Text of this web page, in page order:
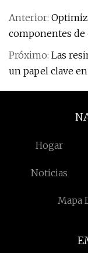
Anterior:
componentes de
Próximo: Las
un papel clave
Hogar
Noticias
Mapa